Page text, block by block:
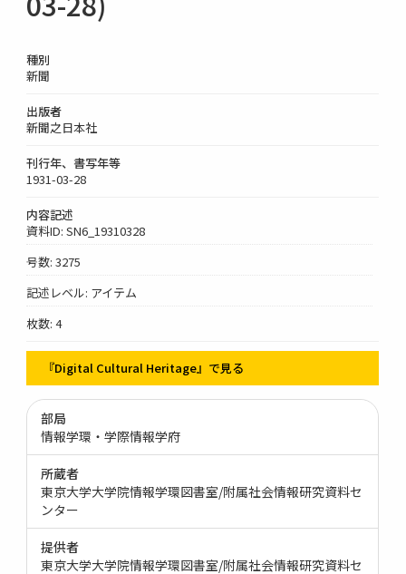
種別
新聞
出版者
新聞之日本社
刊行年、書写年等
1931-03-28
内容記述
資料ID: SN6_19310328
号数: 3275
記述レベル: アイテム
枚数: 4
『Digital Cultural Heritage』で見る
部局
情報学環・学際情報学府
所蔵者
東京大学大学院情報学環図書室/附属社会情報研究資料セ
ンター
提供者
東京大学大学院情報学環図書室/附属社会情報研究資料セ